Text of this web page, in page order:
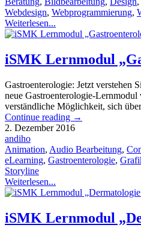
Webdesign, Webprogrammierung,
Weiterlesen...
iSMK Lernmodul
Gastroenterologie: Jetzt verstehen
neue Gastroenterologie-
verständliche Möglichkeit, sich
Continue reading →
2. Dezember 2016
andiho
Animation, Audio Bearbeitung,
eLearning, Gastroenterologie,
Storyline
Weiterlesen...
iSMK Lernmodul